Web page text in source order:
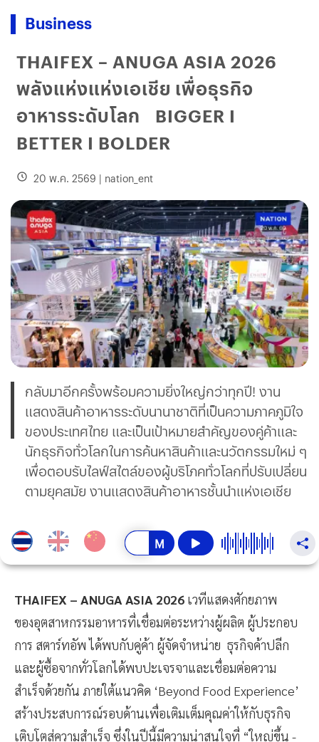
Business
THAIFEX – ANUGA ASIA 2026
พลังแห่งแห่งเอเชีย เพื่อธุรกิจ
อาหารระดับโลก BIGGER I
BETTER I BOLDER
20 พ.ค. 2569 | nation_ent
กลับมาอีกครั้งพร้อมความยิ่งใหญ่กว่าทุกปี! งาน
แสดงสินค้าอาหารระดับนานาชาติที่เป็นความภาคภูมิใจ
ของประเทศไทย และเป็นเป้าหมายสำคัญของคู่ค้าและ
นักธุรกิจทั่วโลกในการค้นหาสินค้าและนวัตกรรมใหม่ ๆ
เพื่อตอบรับไลฟ์สไตล์ของผู้บริโภคทั่วโลกที่ปรับเปลี่ยน
ตามยุคสมัย งานแสดงสินค้าอาหารชั้นนำแห่งเอเชีย
THAIFEX – ANUGA ASIA 2026 เวทีแสดงศักยภาพ
ของอุตสาหกรรมอาหารที่เชื่อมต่อระหว่างผู้ผลิต ผู้ประกอบ
การ สตาร์ทอัพ ได้พบกับคู่ค้า ผู้จัดจำหน่าย ธุรกิจค้าปลีก
และผู้ซื้อจากทั่วโลกได้พบปะเจรจาและเชื่อมต่อความ
สำเร็จด้วยกัน ภายใต้แนวคิด ‘Beyond Food Experience’
สร้างประสบการณ์รอบด้านเพื่อเติมเต็มคุณค่าให้กับธุรกิจ
เติบโตสู่ความสำเร็จ ซึ่งในปีนี้มีความน่าสนใจที่ “ใหญ่ขึ้น -